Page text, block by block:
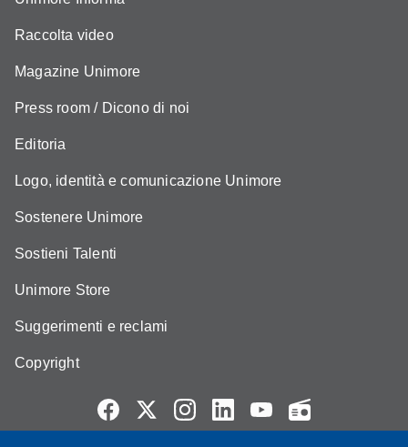
Raccolta video
Magazine Unimore
Press room / Dicono di noi
Editoria
Logo, identità e comunicazione Unimore
Sostenere Unimore
Sostieni Talenti
Unimore Store
Suggerimenti e reclami
Copyright